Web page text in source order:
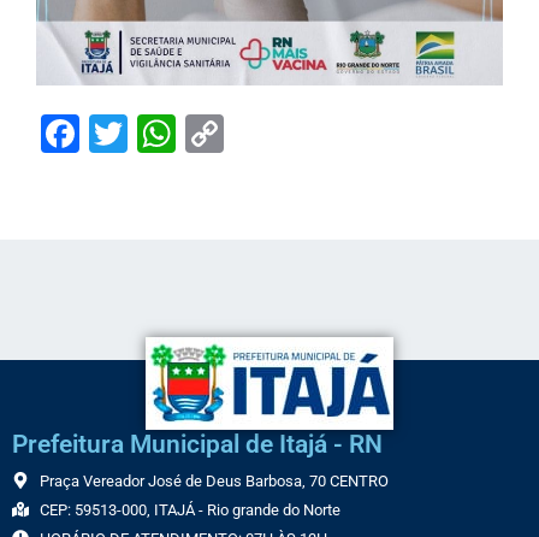
Facebook
TwitterWhatsApp
Prefeitura Municipal de Itajá - RN
Praça Vereador José de Deus Barbosa, 70 CENTRO
CEP: 59513-000, ITAJÁ - Rio grande do Norte